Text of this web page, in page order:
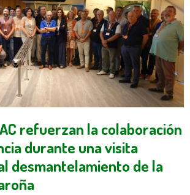
refuerzan la colaboración
durante una visita
desmantelamiento de la